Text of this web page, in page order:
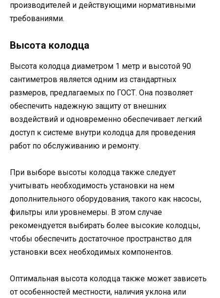
производителей и действующими нормативными
требованиями.
Высота колодца
Высота колодца диаметром 1 метр и высотой 90
сантиметров является одним из стандартных
размеров, предлагаемых по ГОСТ. Она позволяет
обеспечить надежную защиту от внешних
воздействий и одновременно обеспечивает легкий
доступ к системе внутри колодца для проведения
работ по обслуживанию и ремонту.
При выборе высоты колодца также следует
учитывать необходимость установки на нем
дополнительного оборудования, такого как насосы,
фильтры или уровнемеры. В этом случае
рекомендуется выбирать более высокие колодцы,
чтобы обеспечить достаточное пространство для
установки всех необходимых компонентов.
Оптимальная высота колодца также может зависеть
от особенностей местности, наличия уклона или